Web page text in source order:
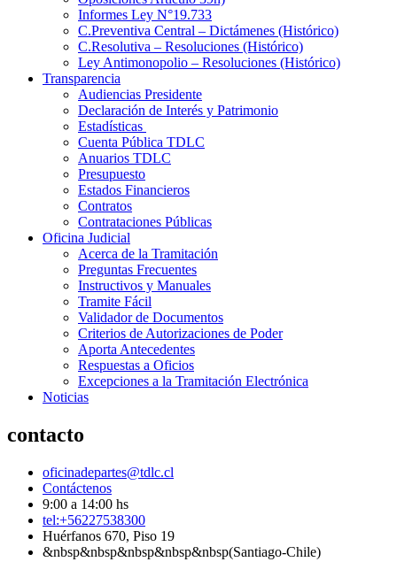
Informes Ley N°19.733
C.Preventiva Central – Dictámenes (Histórico)
C.Resolutiva – Resoluciones (Histórico)
Ley Antimonopolio – Resoluciones (Histórico)
Transparencia
Audiencias Presidente
Declaración de Interés y Patrimonio
Estadísticas
Cuenta Pública TDLC
Anuarios TDLC
Presupuesto
Estados Financieros
Contratos
Contrataciones Públicas
Oficina Judicial
Acerca de la Tramitación
Preguntas Frecuentes
Instructivos y Manuales
Tramite Fácil
Validador de Documentos
Criterios de Autorizaciones de Poder
Aporta Antecedentes
Respuestas a Oficios
Excepciones a la Tramitación Electrónica
Noticias
contacto
oficinadepartes@tdlc.cl
Contáctenos
9:00 a 14:00 hs
tel:+56227538300
Huérfanos 670, Piso 19
&nbsp&nbsp&nbsp&nbsp&nbsp(Santiago-Chile)